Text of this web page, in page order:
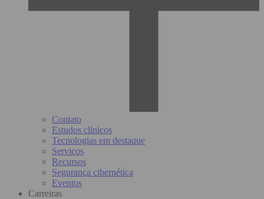
Contato
Estudos clínicos
Tecnologias em destaque
Serviços
Recursos
Segurança cibernética
Eventos
Carreiras